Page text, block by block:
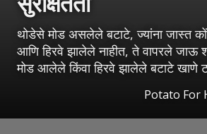
थोडेसे मोड असलेले बटाटे, ज्यांना जास्त
आणि हिरवे झालेले नाहीत, ते वापरले जाऊ
मोड आलेले किंवा हिरवे झालेले बटाटे खाणे
Potato For